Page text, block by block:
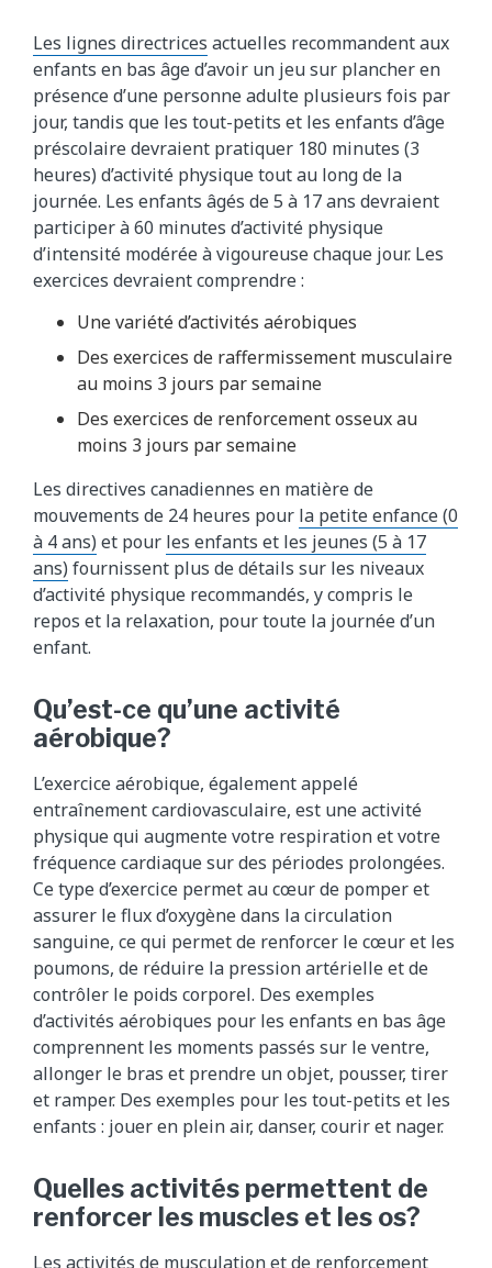
Les lignes directrices actuelles recommandent aux
enfants en bas âge d’avoir un jeu sur plancher en
présence d’une personne adulte plusieurs fois par
jour, tandis que les tout-petits et les enfants d’âge
préscolaire devraient pratiquer 180 minutes (3
heures) d’activité physique tout au long de la
journée. Les enfants âgés de 5 à 17 ans devraient
participer à 60 minutes d’activité physique
d’intensité modérée à vigoureuse chaque jour. Les
exercices devraient comprendre :
Une variété d’activités aérobiques
Des exercices de raffermissement musculaire
au moins 3 jours par semaine
Des exercices de renforcement osseux au
moins 3 jours par semaine
Les directives canadiennes en matière de
mouvements de 24 heures pour la petite enfance (0
à 4 ans) et pour les enfants et les jeunes (5 à 17
ans) fournissent plus de détails sur les niveaux
d’activité physique recommandés, y compris le
repos et la relaxation, pour toute la journée d’un
enfant.
Qu’est-ce qu’une activité
aérobique?
L’exercice aérobique, également appelé
entraînement cardiovasculaire, est une activité
physique qui augmente votre respiration et votre
fréquence cardiaque sur des périodes prolongées.
Ce type d’exercice permet au cœur de pomper et
assurer le flux d’oxygène dans la circulation
sanguine, ce qui permet de renforcer le cœur et les
poumons, de réduire la pression artérielle et de
contrôler le poids corporel. Des exemples
d’activités aérobiques pour les enfants en bas âge
comprennent les moments passés sur le ventre,
allonger le bras et prendre un objet, pousser, tirer
et ramper. Des exemples pour les tout-petits et les
enfants : jouer en plein air, danser, courir et nager.
Quelles activités permettent de
renforcer les muscles et les os?
Les activités de musculation et de renforcement